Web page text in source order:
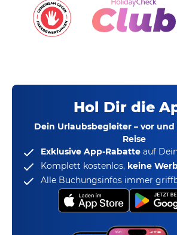
Hol Dir die
Dein Urlaubsbegleiter – vor
Reise
Exklusive App-Rabatte auf
Komplett kostenlos, keine
Alle Buchungsinfos immer